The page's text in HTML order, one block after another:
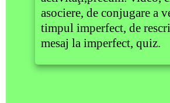
asociere, de conjugare a
timpul imperfect, de
mesaj la imperfect, quiz.